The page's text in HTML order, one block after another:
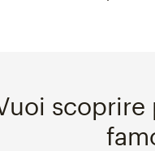
scoprire